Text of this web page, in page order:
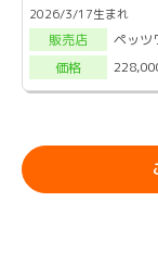
2026/3/17生まれ
販売店
ペッツ
価格